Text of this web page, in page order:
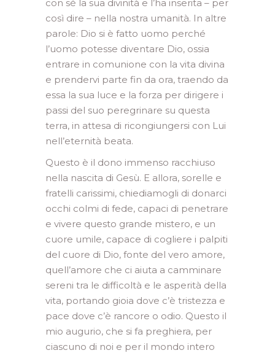
con sé la sua divinità e l’ha inserita – per
così dire – nella nostra umanità. In altre
parole: Dio si è fatto uomo perché
l’uomo potesse diventare Dio, ossia
entrare in comunione con la vita divina
e prendervi parte fin da ora, traendo da
essa la sua luce e la forza per dirigere i
passi del suo peregrinare su questa
terra, in attesa di ricongiungersi con Lui
nell’eternità beata.
Questo è il dono immenso racchiuso
nella nascita di Gesù. E allora, sorelle e
fratelli carissimi, chiediamogli di donarci
occhi colmi di fede, capaci di penetrare
e vivere questo grande mistero, e un
cuore umile, capace di cogliere i palpiti
del cuore di Dio, fonte del vero amore,
quell’amore che ci aiuta a camminare
sereni tra le difficoltà e le asperità della
vita, portando gioia dove c’è tristezza e
pace dove c’è rancore o odio. Questo il
mio augurio, che si fa preghiera, per
ciascuno di noi e per il mondo intero